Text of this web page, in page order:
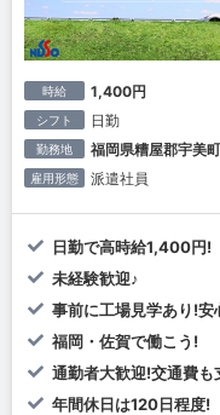
時給 1,400円
シフト 日勤
勤務地 福岡県糟屋郡宇美
雇用形態 派遣社員
日勤で高時給1,400円!
未経験歓迎♪
事前に工場見学あり!
福岡・佐賀で働こう!
通勤者大歓迎!交通費も
年間休日は120日程度!